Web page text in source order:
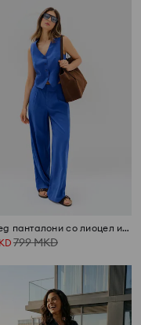
Wide leg панталони со лиоцел и додаток од лен
799MKD